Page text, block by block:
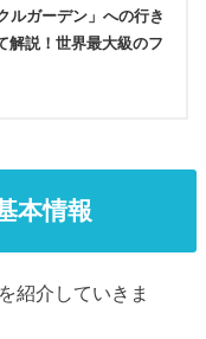
ルガーデン」への行き
解説！世界最大級のフ
本情報
を紹介していきま